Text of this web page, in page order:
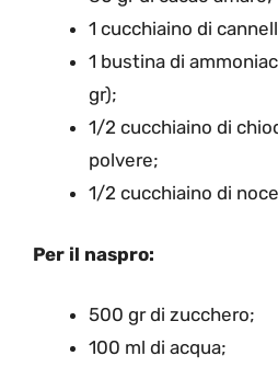
1 cucchiaino di
1 bustina di
gr);
1/2 cucchiaino di
polvere;
1/2 cucchiaino di
Per il naspro:
500 gr di zucchero;
100 ml di acqua;